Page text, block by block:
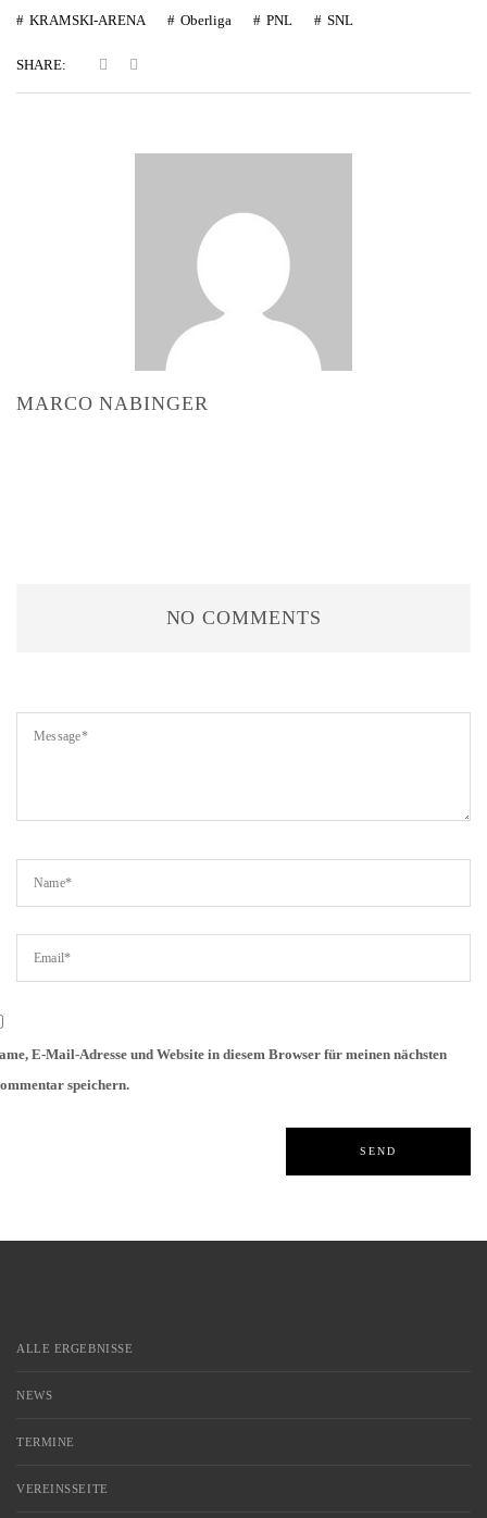
KRAMSKI-ARENA Oberliga PNL SNL
SHARE:
MARCO NABINGER
NO COMMENTS
E-Mail-Adresse und Website in diesem Browser für meinen nächsten
speichern.
ALLE ERGEBNISSE
NEWS
TERMINE
VEREINSSEITE